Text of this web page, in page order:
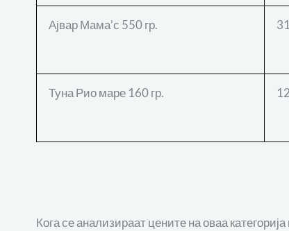
Ајвар Мама’с 550 гр.
Туна Рио маре 160 гр.
Кога се анализираат цените на оваа